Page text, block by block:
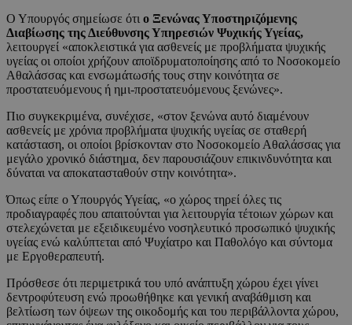
Ο Υπουργός σημείωσε ότι ο Ξενώνας Υποστηριζόμενης
Διαβίωσης της Διεύθυνσης Υπηρεσιών Ψυχικής Υγείας,
λειτουργεί «αποκλειστικά για ασθενείς με προβλήματα ψυχικής
υγείας οι οποίοι χρήζουν αποϊδρυματοποίησης από το Νοσοκομείο
Αθαλάσσας και ενσωμάτωσής τους στην κοινότητα σε
προστατευόμενους ή ημι-προστατευόμενους ξενώνες».
Πιο συγκεκριμένα, συνέχισε, «στον ξενώνα αυτό διαμένουν
ασθενείς με χρόνια προβλήματα ψυχικής υγείας σε σταθερή
κατάσταση, οι οποίοι βρίσκονταν στο Νοσοκομείο Αθαλάσσας για
μεγάλο χρονικό διάστημα, δεν παρουσιάζουν επικινδυνότητα και
δύναται να αποκατασταθούν στην κοινότητα».
Όπως είπε ο Υπουργός Υγείας, «ο χώρος τηρεί όλες τις
προδιαγραφές που απαιτούνται για λειτουργία τέτοιων χώρων και
στελεχώνεται με εξειδικευμένο νοσηλευτικό προσωπικό ψυχικής
υγείας ενώ καλύπτεται από Ψυχίατρο και Παθολόγο και σύντομα
με Εργοθεραπευτή.
Πρόσθεσε ότι περιμετρικά του υπό ανάπτυξη χώρου έχει γίνει
δεντροφύτευση ενώ προωθήθηκε και γενική αναβάθμιση και
βελτίωση των όψεων της οικοδομής και του περιβάλλοντα χώρου,